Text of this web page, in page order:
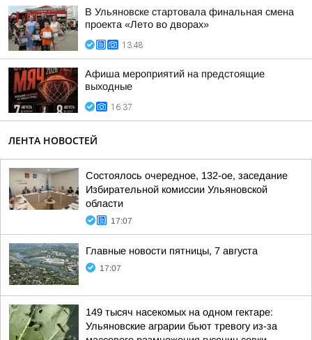
В Ульяновске стартовала финальная смена
проекта «Лето во дворах»
13:48
Афиша мероприятий на предстоящие
выходные
16:37
ЛЕНТА НОВОСТЕЙ
Состоялось очередное, 132-ое, заседание
Избирательной комиссии Ульяновской
области
17:07
Главные новости пятницы, 7 августа
17:07
149 тысяч насекомых на одном гектаре:
Ульяновские аграрии бьют тревогу из-за